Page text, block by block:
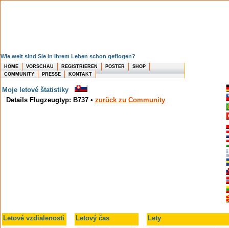
Wie weit sind Sie in Ihrem Leben schon geflogen?
HOME VORSCHAU REGISTRIEREN POSTER
SHOP
COMMUNITY
PRESSE KONTAKT
Moje letové štatistiky
Details Flugzeugtyp: B737 • zurück zu Community
Letové vzdialenosti Letový čas
Lety